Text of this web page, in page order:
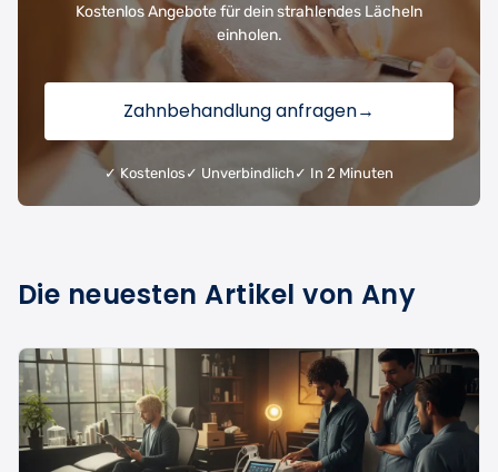
Kostenlos Angebote für dein strahlendes Lächeln
einholen.
Zahnbehandlung anfragen→
✓ Kostenlos ✓ Unverbindlich ✓ In 2 Minuten
Die neuesten Artikel von Any